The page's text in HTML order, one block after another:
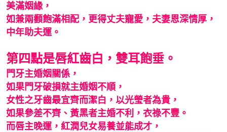
美滿姻緣，
如兼兩顴飽滿相配，更得丈夫寵愛，夫妻恩深情厚，
中年助夫運。
第四點是唇紅齒白，雙耳飽垂。
門牙主婚姻關係，
如果門牙破損就主婚姻不順，
女性之牙齒最宜齊而潔白，以光瑩者為貴，
如果參差不齊、黃黑者主婚不利，衣祿不豐。
而唇主晚運，紅潤兒女易養並能成才，